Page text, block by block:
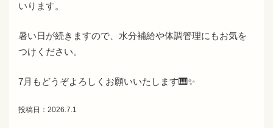
いります。
暑い日が続きますので、水分補給や体調管理にもお気を
つけください。
7月もどうぞよろしくお願いいたします🎹✨
投稿日：2026.7.1